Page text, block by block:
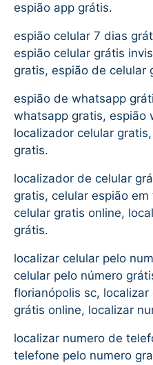
espião app grátis.
espião celular 7 dias
espião celular grátis
gratis, espião de celular
espião de whatsapp
whatsapp gratis, espião
localizador celular
gratis.
localizador de celular
gratis, celular espião
celular gratis online,
grátis.
localizar celular pelo
celular pelo número
florianópolis sc,
grátis online, localizar
localizar numero de
telefone pelo numero